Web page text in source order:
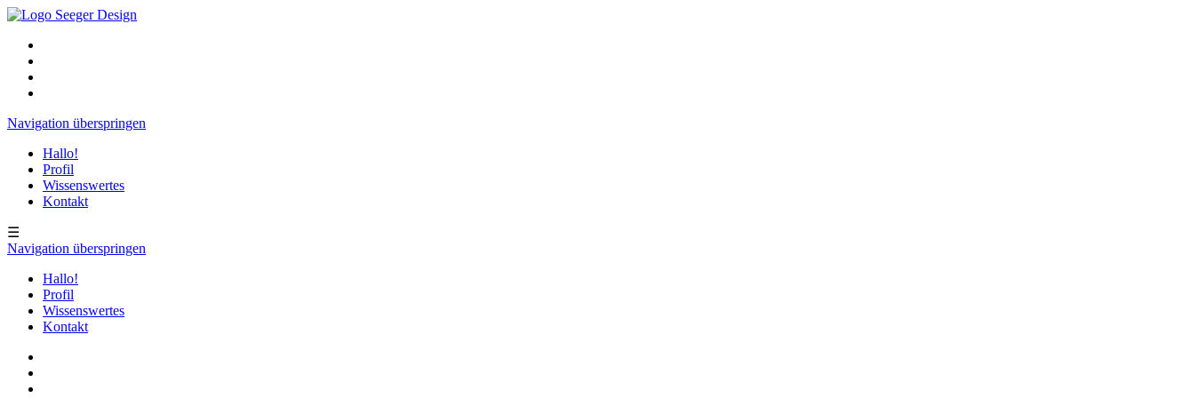
Navigation überspringen
Hallo!
Profil
Wissenswertes
Kontakt
☰
Navigation überspringen
Hallo!
Profil
Wissenswertes
Kontakt